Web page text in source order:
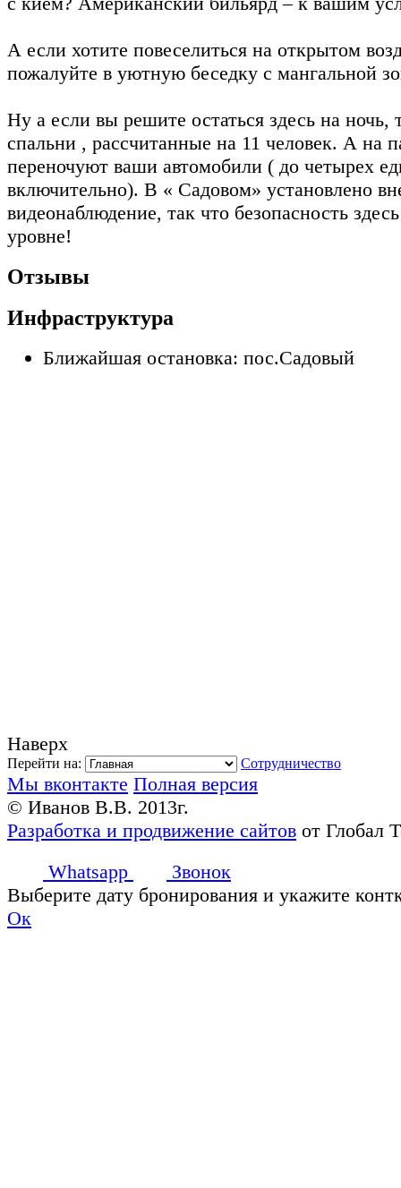
А если хотите повеселиться на открытом
пожалуйте в уютную беседку с мангальной
Ну а если вы решите остаться здесь на ночь,
спальни , рассчитанные на 11 человек. А на
переночуют ваши автомобили ( до четырех
включительно). В « Садовом» установлено
видеонаблюдение, так что безопасность
уровне!
Отзывы
Инфраструктура
Ближайшая остановка: пос.Садовый
Наверх
Перейти на: Сотрудничество
Мы вконтакте Полная версия
© Иванов В.В. 2013г.
Разработка и продвижение сайтов от Глобал
Whatsapp
Звонок
Выберите дату бронирования и укажите
Ок